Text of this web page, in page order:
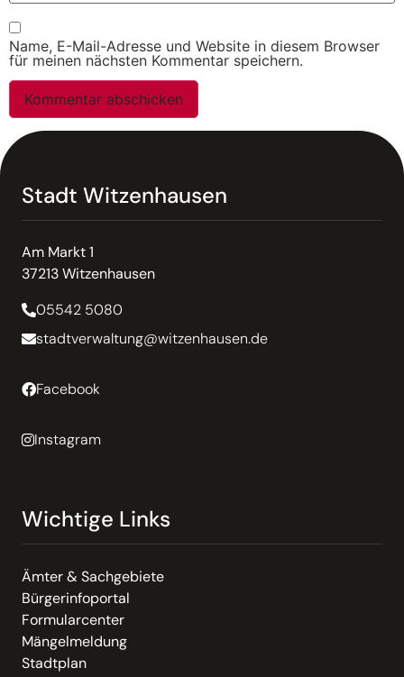
Name, E-Mail-Adresse und Website in diesem Browser
für meinen nächsten Kommentar speichern.
Stadt Witzenhausen
Am Markt 1
37213 Witzenhausen
05542 5080
stadtverwaltung@witzenhausen.de
Facebook
Instagram
Wichtige Links
Ämter & Sachgebiete
Bürgerinfoportal
Formularcenter
Mängelmeldung
Stadtplan